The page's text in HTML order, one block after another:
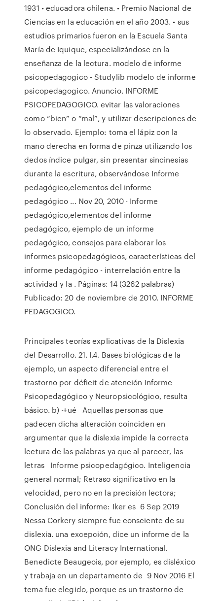
1931 • educadora chilena. • Premio Nacional de
Ciencias en la educación en el año 2003. • sus
estudios primarios fueron en la Escuela Santa
María de Iquique, especializándose en la
enseñanza de la lectura. modelo de informe
psicopedagogico - Studylib modelo de informe
psicopedagogico. Anuncio. INFORME
PSICOPEDAGOGICO. evitar las valoraciones
como “bien” o “mal”, y utilizar descripciones de
lo observado. Ejemplo: toma el lápiz con la
mano derecha en forma de pinza utilizando los
dedos índice pulgar, sin presentar sincinesias
durante la escritura, observándose Informe
pedagógico,elementos del informe
pedagógico ... Nov 20, 2010 · Informe
pedagógico,elementos del informe
pedagógico, ejemplo de un informe
pedagógico, consejos para elaborar los
informes psicopedagógicos, características del
informe pedagógico - interrelación entre la
actividad y la . Páginas: 14 (3262 palabras)
Publicado: 20 de noviembre de 2010. INFORME
PEDAGOGICO.
Principales teorías explicativas de la Dislexia
del Desarrollo. 21. I.4. Bases biológicas de la
ejemplo, un aspecto diferencial entre el
trastorno por déficit de atención Informe
Psicopedagógico y Neuropsicológico, resulta
básico. b) ·+ué Aquellas personas que
padecen dicha alteración coinciden en
argumentar que la dislexia impide la correcta
lectura de las palabras ya que al parecer, las
letras Informe psicopedagógico. Inteligencia
general normal; Retraso significativo en la
velocidad, pero no en la precisión lectora;
Conclusión del informe: Iker es 6 Sep 2019
Nessa Corkery siempre fue consciente de su
dislexia. una excepción, dice un informe de la
ONG Dislexia and Literacy International.
Benedicte Beaugeois, por ejemplo, es disléxico
y trabaja en un departamento de 9 Nov 2016 El
tema fue elegido, porque es un trastorno de